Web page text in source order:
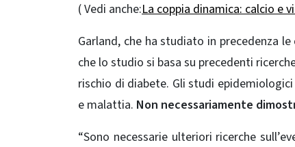
( Vedi anche:La coppia dinamica: calcio e
Garland, che ha studiato in precedenza
che lo studio si basa su precedenti
rischio di diabete. Gli studi
e malattia. Non necessariamente
“Sono necessarie ulteriori ricerche